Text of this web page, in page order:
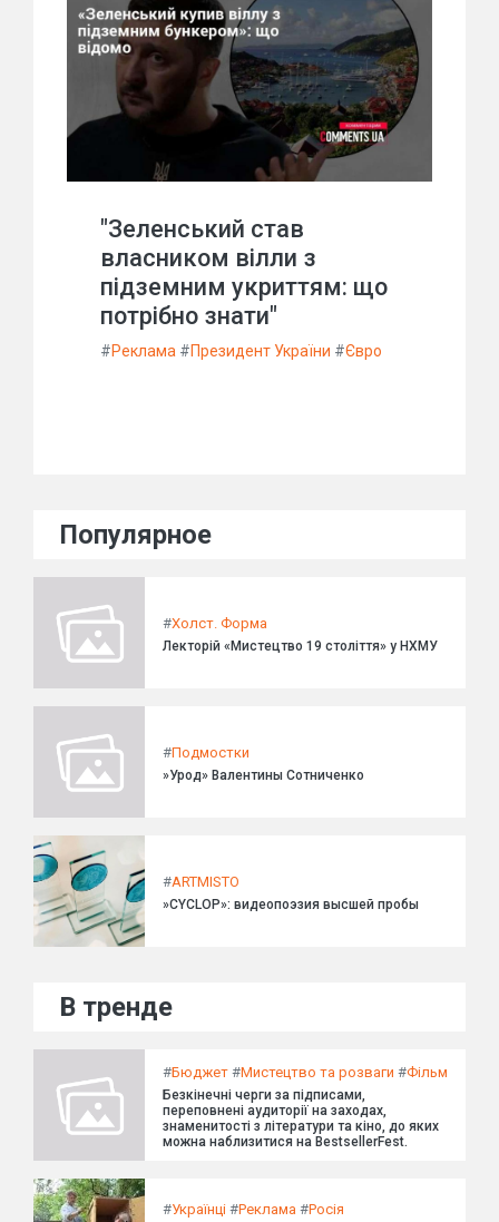
"Зеленський став
власником вілли з
підземним укриттям: що
потрібно знати"
#Реклама #Президент України #Євро
Популярное
#Холст. Форма
Лекторій «Мистецтво 19 століття» у НХМУ
#Подмостки
»Урод» Валентины Сотниченко
#ARTMISTO
»CYCLOP»: видеопоэзия высшей пробы
В тренде
#Бюджет #Мистецтво та розваги #Фільм
Безкінечні черги за підписами,
переповнені аудиторії на заходах,
знаменитості з літератури та кіно, до яких
можна наблизитися на BestsellerFest.
#Українці #Реклама #Росія